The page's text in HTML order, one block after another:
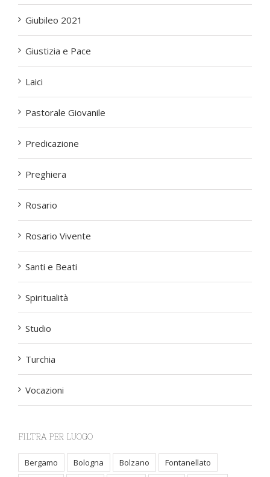
Giubileo 2021
Giustizia e Pace
Laici
Pastorale Giovanile
Predicazione
Preghiera
Rosario
Rosario Vivente
Santi e Beati
Spiritualità
Studio
Turchia
Vocazioni
FILTRA PER LUOGO
Bergamo Bologna Bolzano
Fontanellato